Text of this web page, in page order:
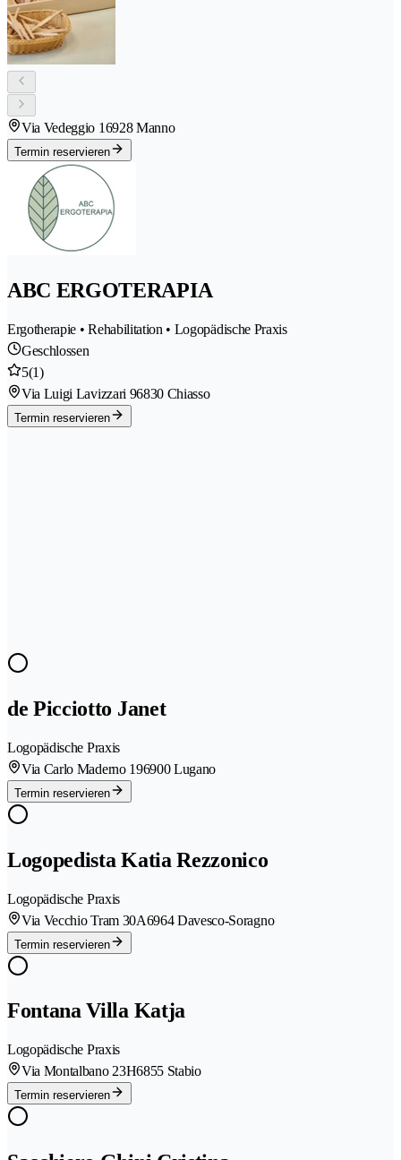
Via Vedeggio 16928 Manno
Termin reservieren
ABC ERGOTERAPIA
Ergotherapie • Rehabilitation • Logopädische Praxis
Geschlossen
5(1)
Via Luigi Lavizzari 96830 Chiasso
Termin reservieren
de Picciotto Janet
Logopädische Praxis
Via Carlo Maderno 196900 Lugano
Termin reservieren
Logopedista Katia Rezzonico
Logopädische Praxis
Via Vecchio Tram 30A6964 Davesco-Soragno
Termin reservieren
Fontana Villa Katja
Logopädische Praxis
Via Montalbano 23H6855 Stabio
Termin reservieren